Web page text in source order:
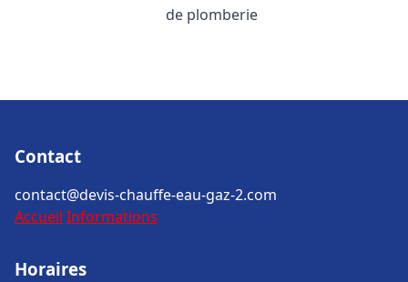
de plomberie
Contact
contact@devis-chauffe-eau-gaz-2.com
Accueil Informations
Horaires